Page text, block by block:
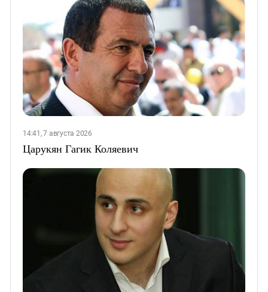
14:41, 7 августа 2026
Царукян Гагик Коляевич